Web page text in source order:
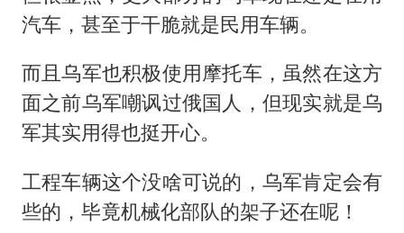
汽车，甚至于干脆就是民用车辆。
而且乌军也积极使用摩托车，虽然在这方
面之前乌军嘲讽过俄国人，但现实就是乌
军其实用得也挺开心。
工程车辆这个没啥可说的，乌军肯定会有
些的，毕竟机械化部队的架子还在呢！